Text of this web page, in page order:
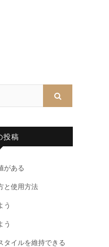
投稿
がある
と使用方法
う
う
タイルを維持できる